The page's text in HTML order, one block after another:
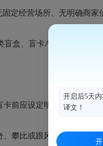
经营场所、无明确商家
、盲卡APP及小程序，
应设定明确的购买预算
比或跟风心理进行非理
开启后5天
译文！